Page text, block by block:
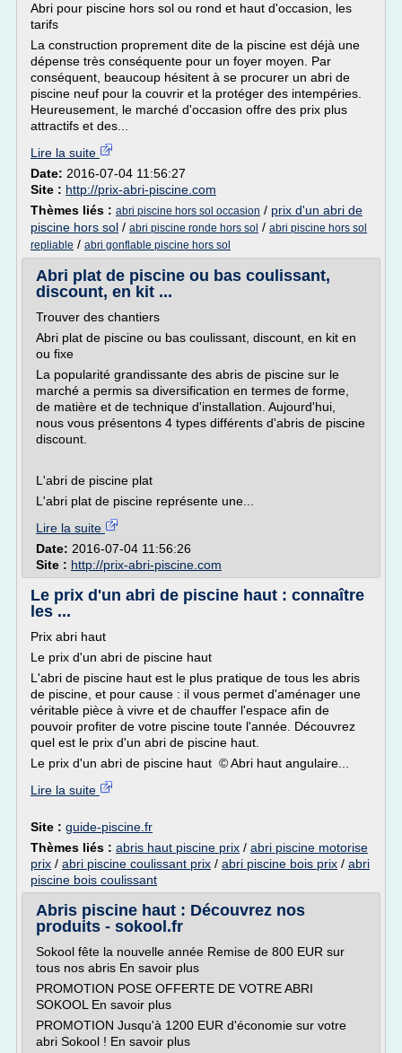
Abri pour piscine hors sol ou rond et haut d'occasion, les
tarifs
La construction proprement dite de la piscine est déjà une
dépense très conséquente pour un foyer moyen. Par
conséquent, beaucoup hésitent à se procurer un abri de
piscine neuf pour la couvrir et la protéger des intempéries.
Heureusement, le marché d'occasion offre des prix plus
attractifs et des...
Lire la suite
Date: 2016-07-04 11:56:27
Site : http://prix-abri-piscine.com
Thèmes liés : abri piscine hors sol occasion / prix d'un abri de
piscine hors sol / abri piscine ronde hors sol / abri piscine hors sol
repliable / abri gonflable piscine hors sol
Abri plat de piscine ou bas coulissant,
discount, en kit ...
Trouver des chantiers
Abri plat de piscine ou bas coulissant, discount, en kit en
ou fixe
La popularité grandissante des abris de piscine sur le
marché a permis sa diversification en termes de forme,
de matière et de technique d'installation. Aujourd'hui,
nous vous présentons 4 types différents d'abris de piscine
discount.
L'abri de piscine plat
L'abri plat de piscine représente une...
Lire la suite
Date: 2016-07-04 11:56:26
Site : http://prix-abri-piscine.com
Le prix d'un abri de piscine haut : connaître
les ...
Prix abri haut
Le prix d'un abri de piscine haut
L'abri de piscine haut est le plus pratique de tous les abris
de piscine, et pour cause : il vous permet d'aménager une
véritable pièce à vivre et de chauffer l'espace afin de
pouvoir profiter de votre piscine toute l'année. Découvrez
quel est le prix d'un abri de piscine haut.
Le prix d'un abri de piscine haut © Abri haut angulaire...
Lire la suite
Site : guide-piscine.fr
Thèmes liés : abris haut piscine prix / abri piscine motorise
prix / abri piscine coulissant prix / abri piscine bois prix / abri
piscine bois coulissant
Abris piscine haut : Découvrez nos
produits - sokool.fr
Sokool fête la nouvelle année Remise de 800 EUR sur
tous nos abris En savoir plus
PROMOTION POSE OFFERTE DE VOTRE ABRI
SOKOOL En savoir plus
PROMOTION Jusqu'à 1200 EUR d'économie sur votre
abri Sokool ! En savoir plus